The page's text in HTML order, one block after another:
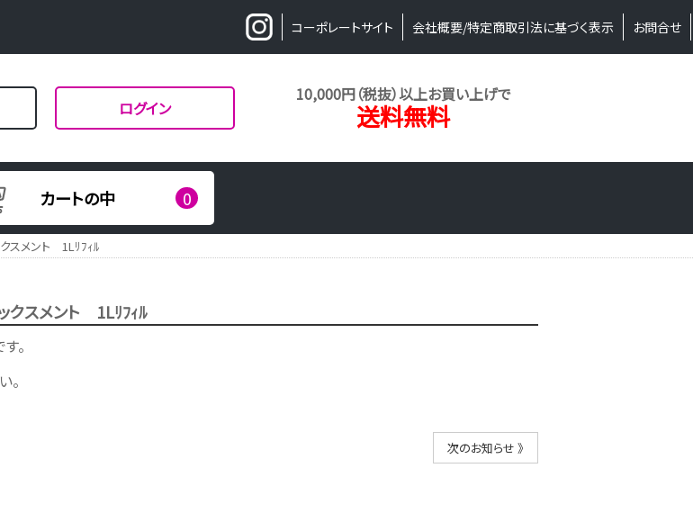
コーポレートサイト 会社概要/特定商取引法に基づく表示 お問合せ
ログイン
10,000円（税抜）以上お買い上げで
送料無料
カートの中 0
スメント 1Lﾘﾌｨﾙ
クスメント 1Lﾘﾌｨﾙ
。
。
次のお知らせ 》